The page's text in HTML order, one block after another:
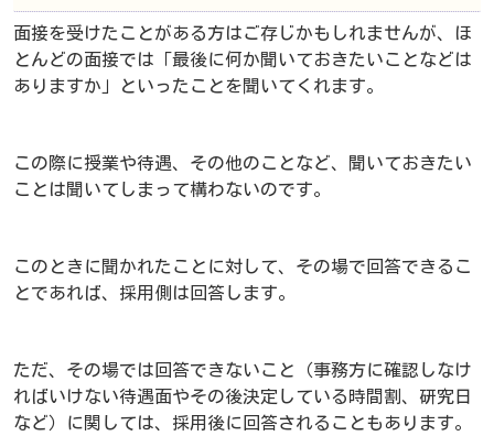
面接を受けたことがある方はご存じかもしれませんが、ほ
とんどの面接では「最後に何か聞いておきたいことなどは
ありますか」といったことを聞いてくれます。
この際に授業や待遇、その他のことなど、聞いておきたい
ことは聞いてしまって構わないのです。
このときに聞かれたことに対して、その場で回答できるこ
とであれば、採用側は回答します。
ただ、その場では回答できないこと（事務方に確認しなけ
ればいけない待遇面やその後決定している時間割、研究日
など）に関しては、採用後に回答されることもあります。